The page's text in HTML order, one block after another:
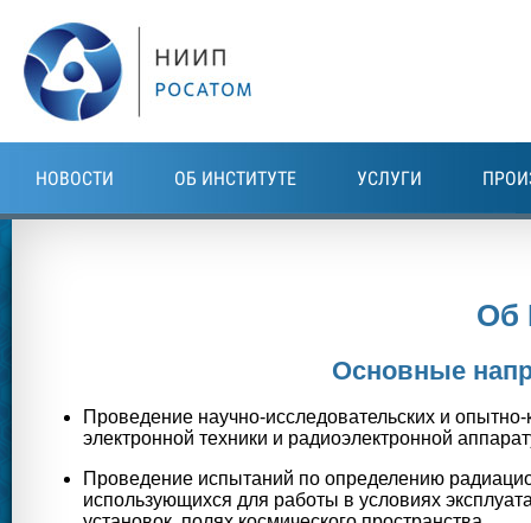
НОВОСТИ ОБ ИНСТИТУТЕ УСЛУГИ
Об
Основные
Проведение научно-исследовательских и
электронной техники и радиоэлектронной
Проведение испытаний по определению
использующихся для работы в условиях